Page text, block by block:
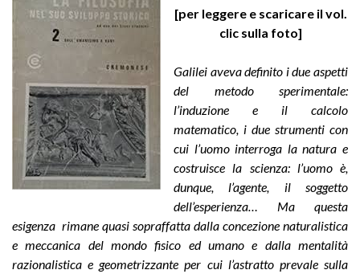
[per leggere e scaricare il vol.
clic sulla foto]
Galilei aveva definito i due aspetti
del metodo sperimentale:
l’induzione e il calcolo
matematico, i due strumenti con
cui l’uomo interroga la natura e
costruisce la scienza: l’uomo è,
dunque, l’agente, il soggetto
dell’esperienza… Ma questa
esigenza rimane quasi sopraffatta dalla concezione naturalistica
e meccanica del mondo fisico ed umano e dalla mentalità
razionalistica e geometrizzante per cui l’astratto prevale sulla